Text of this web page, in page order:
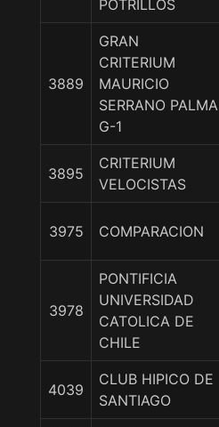
POTRILLOS
3889
GRAN
CRITERIUM
MAURICIO
SERRANO PALMA
G-1
3895
CRITERIUM
VELOCISTAS
3975 COMPARACION
3978
PONTIFICIA
UNIVERSIDAD
CATOLICA DE
CHILE
4039
CLUB HIPICO DE
SANTIAGO